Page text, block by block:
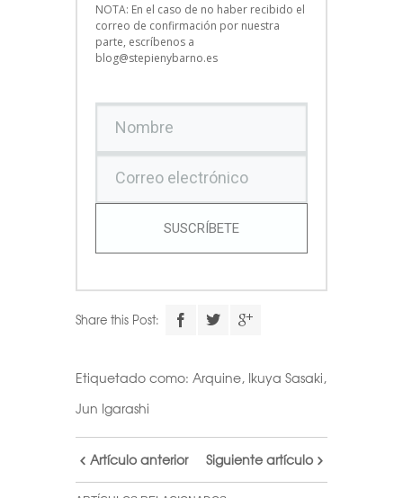
NOTA: En el caso de no haber recibido el
correo de confirmación por nuestra
parte, escríbenos a
blog@stepienybarno.es
SUSCRÍBETE
Share this Post:
Etiquetado como: Arquine, Ikuya Sasaki,
Jun Igarashi
Artículo anterior Siguiente artículo